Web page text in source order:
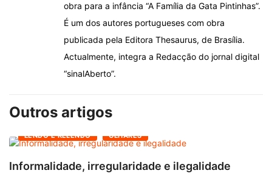
obra para a infância “A Família da Gata Pintinhas”.
É um dos autores portugueses com obra
publicada pela Editora Thesaurus, de Brasília.
Actualmente, integra a Redacção do jornal digital
“sinalAberto”.
Outros artigos
LENDO E RELENDO OLHARES
Informalidade, irregularidade e ilegalidade